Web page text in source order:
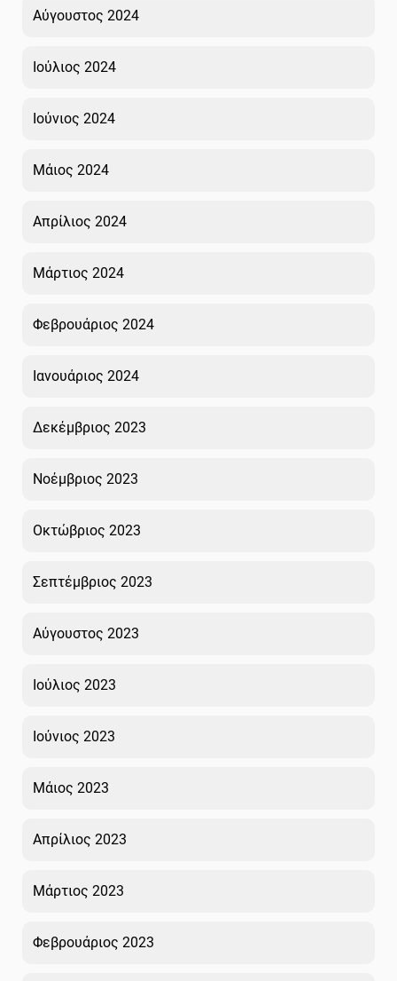
Αύγουστος 2024
Ιούλιος 2024
Ιούνιος 2024
Μάιος 2024
Απρίλιος 2024
Μάρτιος 2024
Φεβρουάριος 2024
Ιανουάριος 2024
Δεκέμβριος 2023
Νοέμβριος 2023
Οκτώβριος 2023
Σεπτέμβριος 2023
Αύγουστος 2023
Ιούλιος 2023
Ιούνιος 2023
Μάιος 2023
Απρίλιος 2023
Μάρτιος 2023
Φεβρουάριος 2023